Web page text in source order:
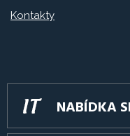
Kontakty
NABÍDKA